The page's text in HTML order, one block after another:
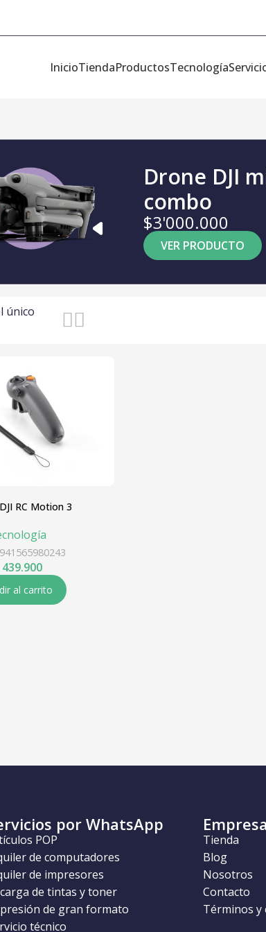
InicioTiendaProductosTecnología
Drone DJI
combo
$3'000.000
VER PRODUCTO
único
RC Motion 3
439.900
al carrito
por WhatsApp
POP
de computadores
de impresores
de tintas y toner
de gran formato
técnico
Empresa
Tienda
Blog
Nosotros
Contacto
Términos y